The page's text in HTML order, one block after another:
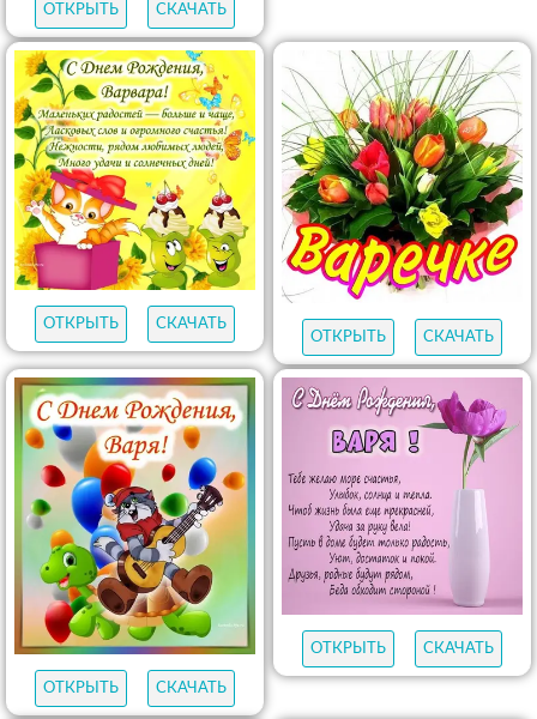
ОТКРЫТЬ СКАЧАТЬ
ОТКРЫТЬ
СКАЧАТЬ
ОТКРЫТЬ
СКАЧАТЬ
ОТКРЫТЬ СКАЧАТЬ
ОТКРЫТЬ СКАЧАТЬ